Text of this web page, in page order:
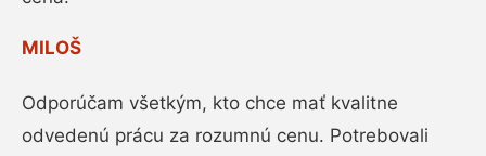
MILOŠ
Odporúčam všetkým, kto chce mať kvalitne
odvedenú prácu za rozumnú cenu. Potrebovali